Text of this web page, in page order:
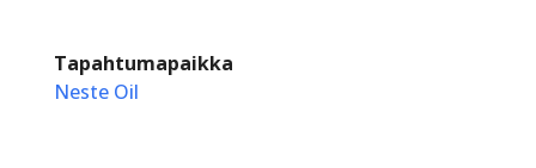
Tapahtumapaikka
Neste Oil